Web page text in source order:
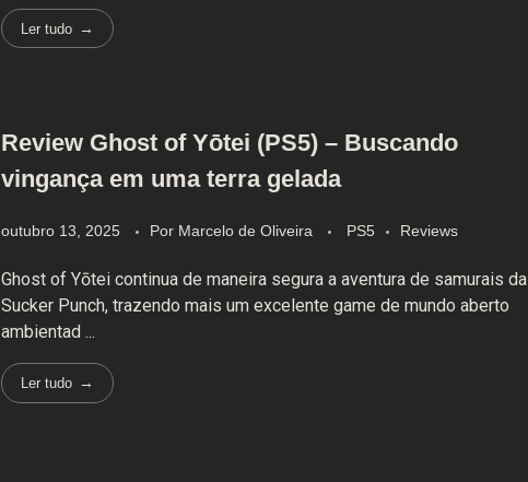
Ler tudo
Review Ghost of Yōtei (PS5) – Buscando
vingança em uma terra gelada
outubro 13, 2025 Por Marcelo de Oliveira PS5 Reviews
Ghost of Yōtei continua de maneira segura a aventura de samurais da
Sucker Punch, trazendo mais um excelente game de mundo aberto
ambientad ...
Ler tudo